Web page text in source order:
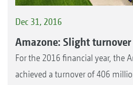
Dec 31, 2016
Amazone: Slight
For the 2016 financial year, the
achieved a turnover of 406